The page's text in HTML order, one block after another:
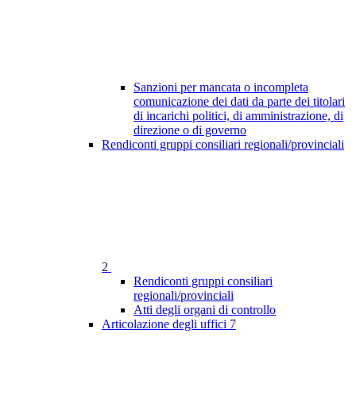
Sanzioni per mancata o incompleta
comunicazione dei dati da parte dei titolari
di incarichi politici, di amministrazione, di
direzione o di governo
Rendiconti gruppi consiliari regionali/provinciali
2
Rendiconti gruppi consiliari
regionali/provinciali
Atti degli organi di controllo
Articolazione degli uffici 7